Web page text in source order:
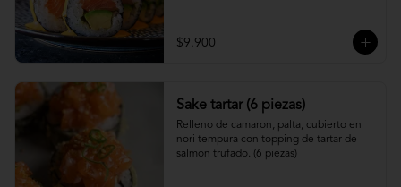
$9.900
Sake tartar (6 piezas)
Relleno de camaron, palta, cubierto en
nori tempura con topping de tartar de
salmon trufado. (6 piezas)